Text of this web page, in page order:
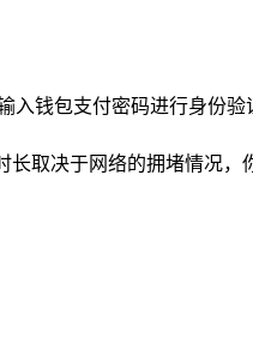
入钱包支付密码进行身份
取决于网络的拥堵情况